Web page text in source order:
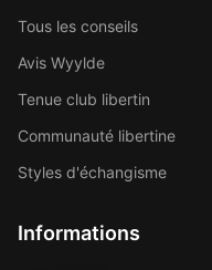
Tous les conseils
Avis Wyylde
Tenue club libertin
Communauté libertine
Styles d'échangisme
Informations